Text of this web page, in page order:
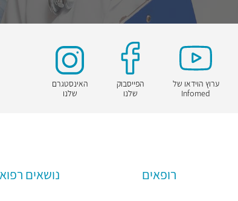
ערוץ הוידאו של
Infomed
הפייסבוק
שלנו
האינסטגרם
שלנו
רופאים נושאים